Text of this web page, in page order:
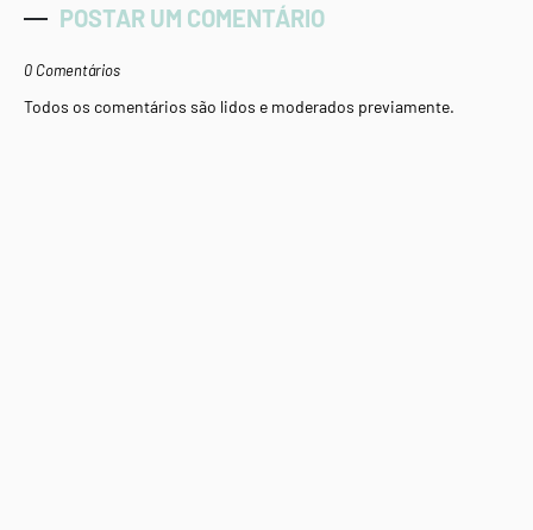
POSTAR UM COMENTÁRIO
0 Comentários
Todos os comentários são lidos e moderados previamente.